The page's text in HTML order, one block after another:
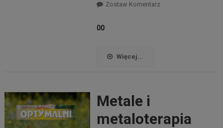
Zostaw Komentarz
00
Więcej...
Metale i
metaloterapia